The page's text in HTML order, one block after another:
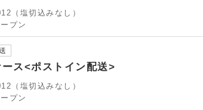
（塩切込みなし）
プン
ス<ポストイン配送>
（塩切込みなし）
プン